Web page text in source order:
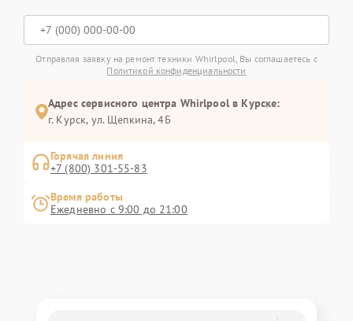
Отправляя заявку на ремонт техники Whirlpool, Вы соглашаетесь с
Политикой конфиденциальности
Адрес сервисного центра Whirlpool в Курске:
г. Курск, ул. Щепкина, 4Б
Горячая линия
+7 (800) 301-55-83
Время работы
Ежедневно с 9:00 до 21:00